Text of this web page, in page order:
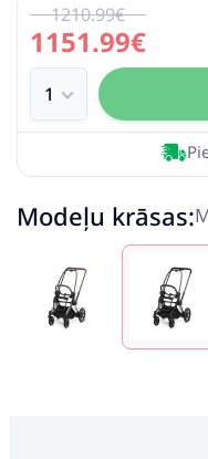
1151.99€
1210.99€
Modeļu krāsas: